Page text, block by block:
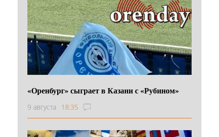
«Оренбург» сыграет в Казани с «Рубином»
9 августа 18:35